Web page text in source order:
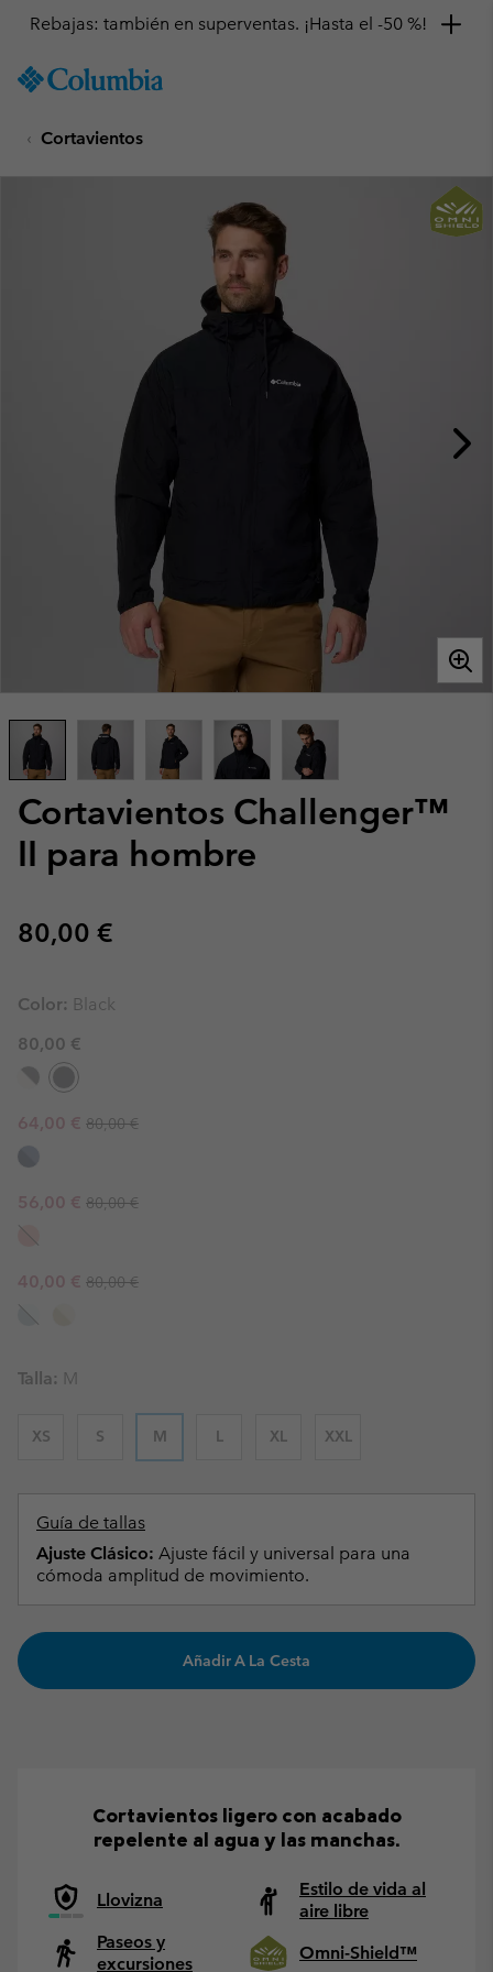
TO
SKIP
MAIN
Rebajas: también en superventas. ¡Hasta el -50 %!
Cortavientos
Cortavientos Challenger™
II para hombre
Regular price:
80,00 €
Color: Black
80,00 €
Sale price:
64,00 € Regular price:
80,00 €
Sale price:
56,00 € Regular price:
80,00 €
Sale price:
40,00 € Regular price:
80,00 €
Talla: M
XS S M L XL XXL
Guía de tallas
Ajuste Clásico: Ajuste fácil y universal para una
cómoda amplitud de movimiento.
Añadir A La Cesta
Cortavientos ligero con acabado
repelente al agua y las manchas.
Llovizna
Estilo de vida al
aire libre
Paseos y
excursiones
Omni-Shield™